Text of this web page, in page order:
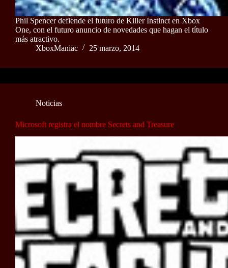
Phil Spencer defiende el futuro de Killer Instinct en Xbox
One, con el futuro anuncio de novedades que hagan el título
más atractivo.
XboxManiac
25 marzo, 2014
Noticias
Microsoft registra el nombre Secrets and Treasure